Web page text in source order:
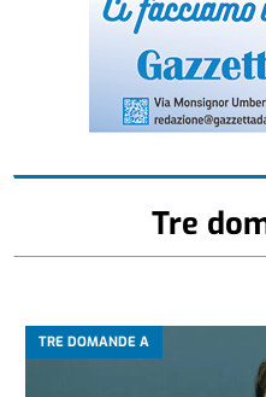
Tre
TRE DOMANDE A